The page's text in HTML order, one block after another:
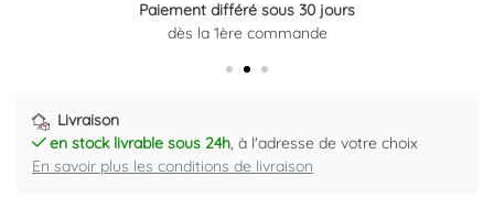
Paiement différé sous 30 jours
dès la 1ère commande
Livraison
en stock livrable sous 24h, à l'adresse de votre choix
En savoir plus les conditions de livraison